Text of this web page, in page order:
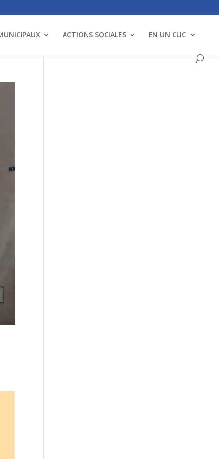
ACTIONS SOCIALES EN UN CLIC